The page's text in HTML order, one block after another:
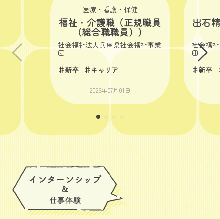
医療・看護・保健
福祉・介護職（正規職員
（総合職職員））
社会福祉法人兵庫県社会福祉事業
団
♯新卒
♯キャリア
2026年07月01日
出石
社会福
団
♯新卒